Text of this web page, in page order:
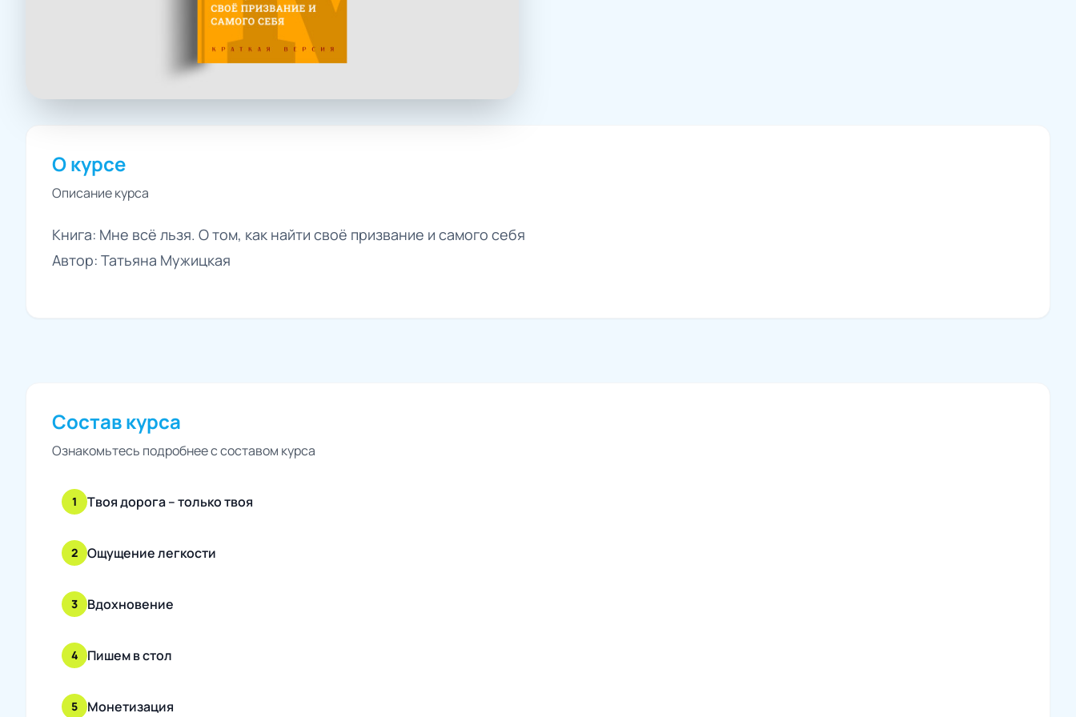
О курсе
Описание курса
Книга: Мне всё льзя. О том, как найти своё призвание и самого себя
Автор: Татьяна Мужицкая
Состав курса
Ознакомьтесь подробнее с составом курса
1 Твоя дорога – только твоя
2 Ощущение легкости
3 Вдохновение
4 Пишем в стол
5 Монетизация